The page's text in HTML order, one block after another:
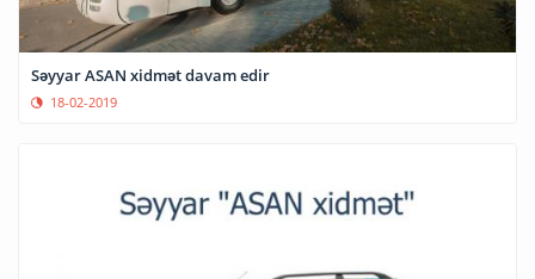
Səyyar ASAN xidmət davam edir
18-02-2019